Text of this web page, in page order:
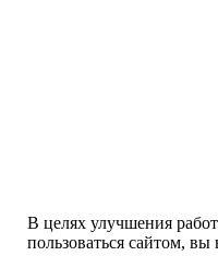
В целях улучшения
пользоваться сайтом, вы